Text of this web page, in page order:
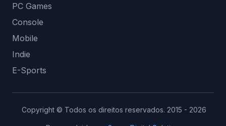
PC Games
Console
Mobile
Indie
E-Sports
Copyright © Todos os direitos reservados. 2015 - 2026